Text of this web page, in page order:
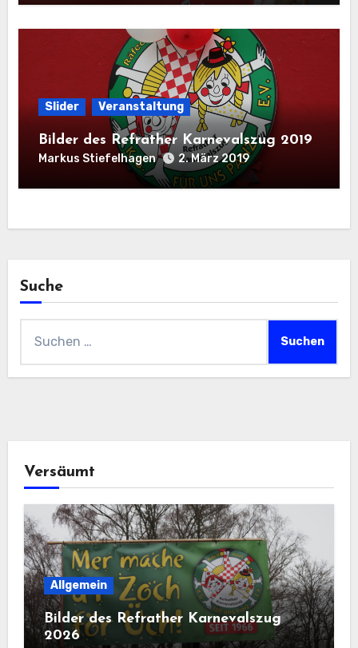
Slider Veranstaltung
Bilder des Refrather Karnevalszug 2019
Markus Stiefelhagen 2. März 2019
Suche
Versäumt
Allgemein
Bilder des Refrather Karnevalszug
2026